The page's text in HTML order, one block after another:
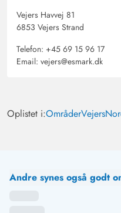
Vejers Havvej 81
6853 Vejers Strand
Telefon: +45 69 15 96 17
Email: vejers@esmark.dk
Oplistet i:OmråderVejers
Andre synes også godt